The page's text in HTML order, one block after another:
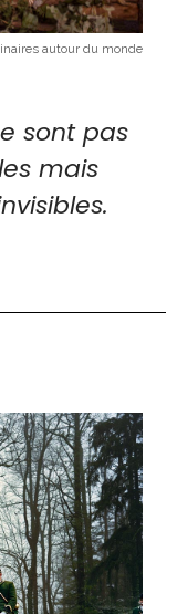
autour du monde
sont pas
mais